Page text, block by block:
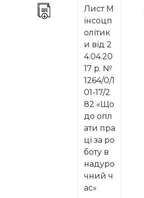
Лист М
інсоцп
олітик
и від 2
4.04.20
17 р. №
1264/0/1
01-17/2
82 «Що
до опл
ати пра
ці за ро
боту в
надуро
чний ч
ас»